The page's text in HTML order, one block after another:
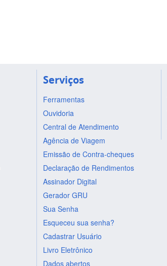
Serviços
Ferramentas
Ouvidoria
Central de Atendimento
Agência de Viagem
Emissão de Contra-cheques
Declaração de Rendimentos
Assinador Digital
Gerador GRU
Sua Senha
Esqueceu sua senha?
Cadastrar Usuário
Livro Eletrônico
Dados abertos